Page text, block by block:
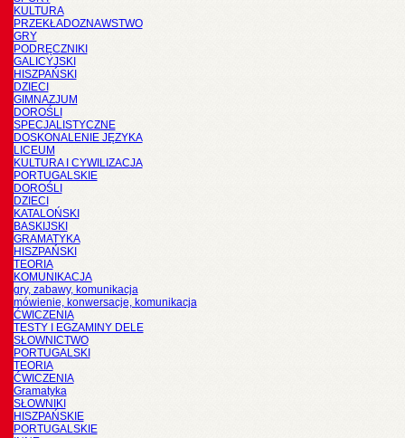
KULTURA
PRZEKŁADOZNAWSTWO
GRY
PODRĘCZNIKI
GALICYJSKI
HISZPAŃSKI
DZIECI
GIMNAZJUM
DOROŚLI
SPECJALISTYCZNE
DOSKONALENIE JĘZYKA
LICEUM
KULTURA I CYWILIZACJA
PORTUGALSKIE
DOROŚLI
DZIECI
KATALOŃSKI
BASKIJSKI
GRAMATYKA
HISZPAŃSKI
TEORIA
KOMUNIKACJA
gry, zabawy, komunikacja
mówienie, konwersacje, komunikacja
ĆWICZENIA
TESTY I EGZAMINY DELE
SŁOWNICTWO
PORTUGALSKI
TEORIA
ĆWICZENIA
Gramatyka
SŁOWNIKI
HISZPAŃSKIE
PORTUGALSKIE